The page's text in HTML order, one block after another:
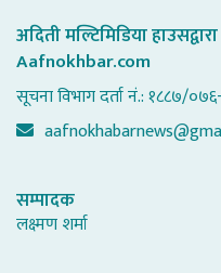
अदिती मल्टिमिडिया
Aafnokhbar.com
सूचना विभाग दर्ता नं.: १८८७/
सम्पादक
लक्ष्मण शर्मा